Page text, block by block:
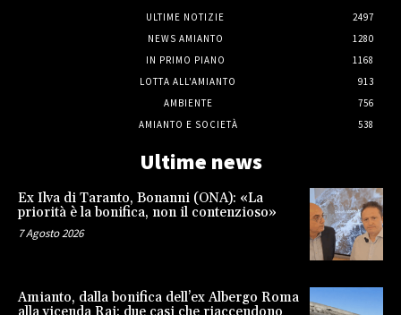
ULTIME NOTIZIE
2497
NEWS AMIANTO
1280
IN PRIMO PIANO
1168
LOTTA ALL'AMIANTO
913
AMBIENTE
756
AMIANTO E SOCIETÀ
538
Ultime news
Ex Ilva di Taranto, Bonanni (ONA): «La
priorità è la bonifica, non il contenzioso»
7 Agosto 2026
Amianto, dalla bonifica dell’ex Albergo Roma